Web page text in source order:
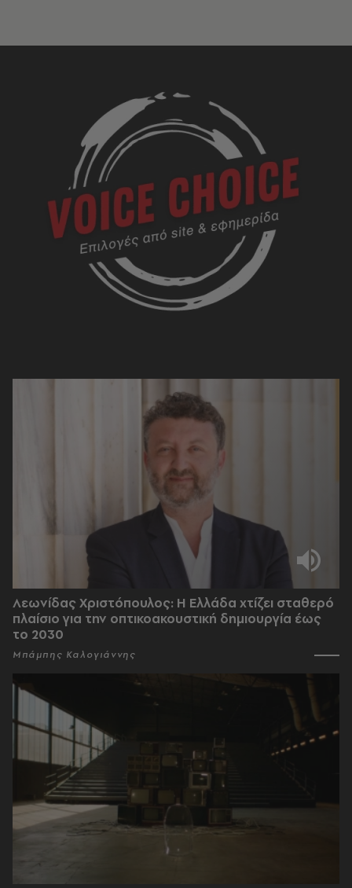
Λεωνίδας Χριστόπουλος: Η Ελλάδα χτίζει σταθερό
πλαίσιο για την οπτικοακουστική δημιουργία έως
το 2030
Μπάμπης Καλογιάννης